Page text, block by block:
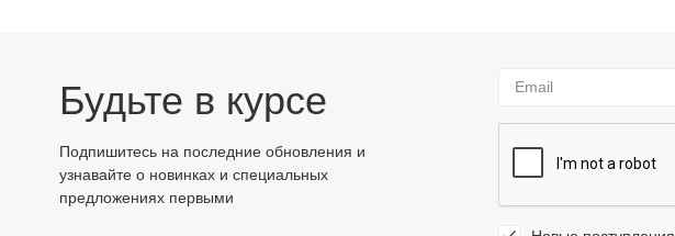
Будьте в курсе
Подпишитесь на последние обновления и
узнавайте о новинках и специальных
предложениях первыми